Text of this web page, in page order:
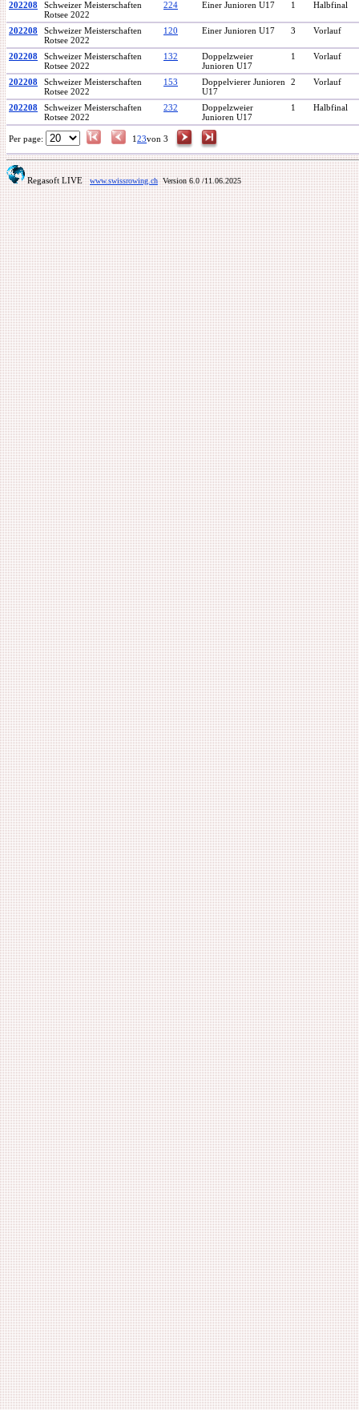
202208
Schweizer Meisterschaften
Rotsee 2022
224 Einer Junioren U17 1 Halbfinal
202208
Schweizer Meisterschaften
Rotsee 2022
120 Einer Junioren U17 3 Vorlauf
202208
Schweizer Meisterschaften
Rotsee 2022
132
Doppelzweier
Junioren U17
1 Vorlauf
202208
Schweizer Meisterschaften
Rotsee 2022
153
Doppelvierer Junioren
U17
2 Vorlauf
202208
Schweizer Meisterschaften
Rotsee 2022
232
Doppelzweier
Junioren U17
1 Halbfinal
Per page: 123von 3
Regasoft LIVE www.swissrowing.chVersion 6.0/11.06.2025